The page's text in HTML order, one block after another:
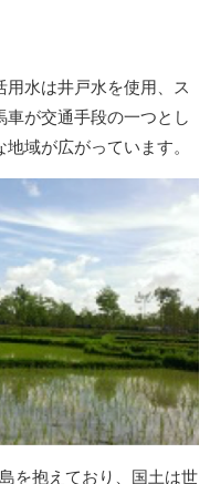
用水は井戸水を使用、ス
が交通手段の一つとし
域が広がっています。
を抱えており、国土は世